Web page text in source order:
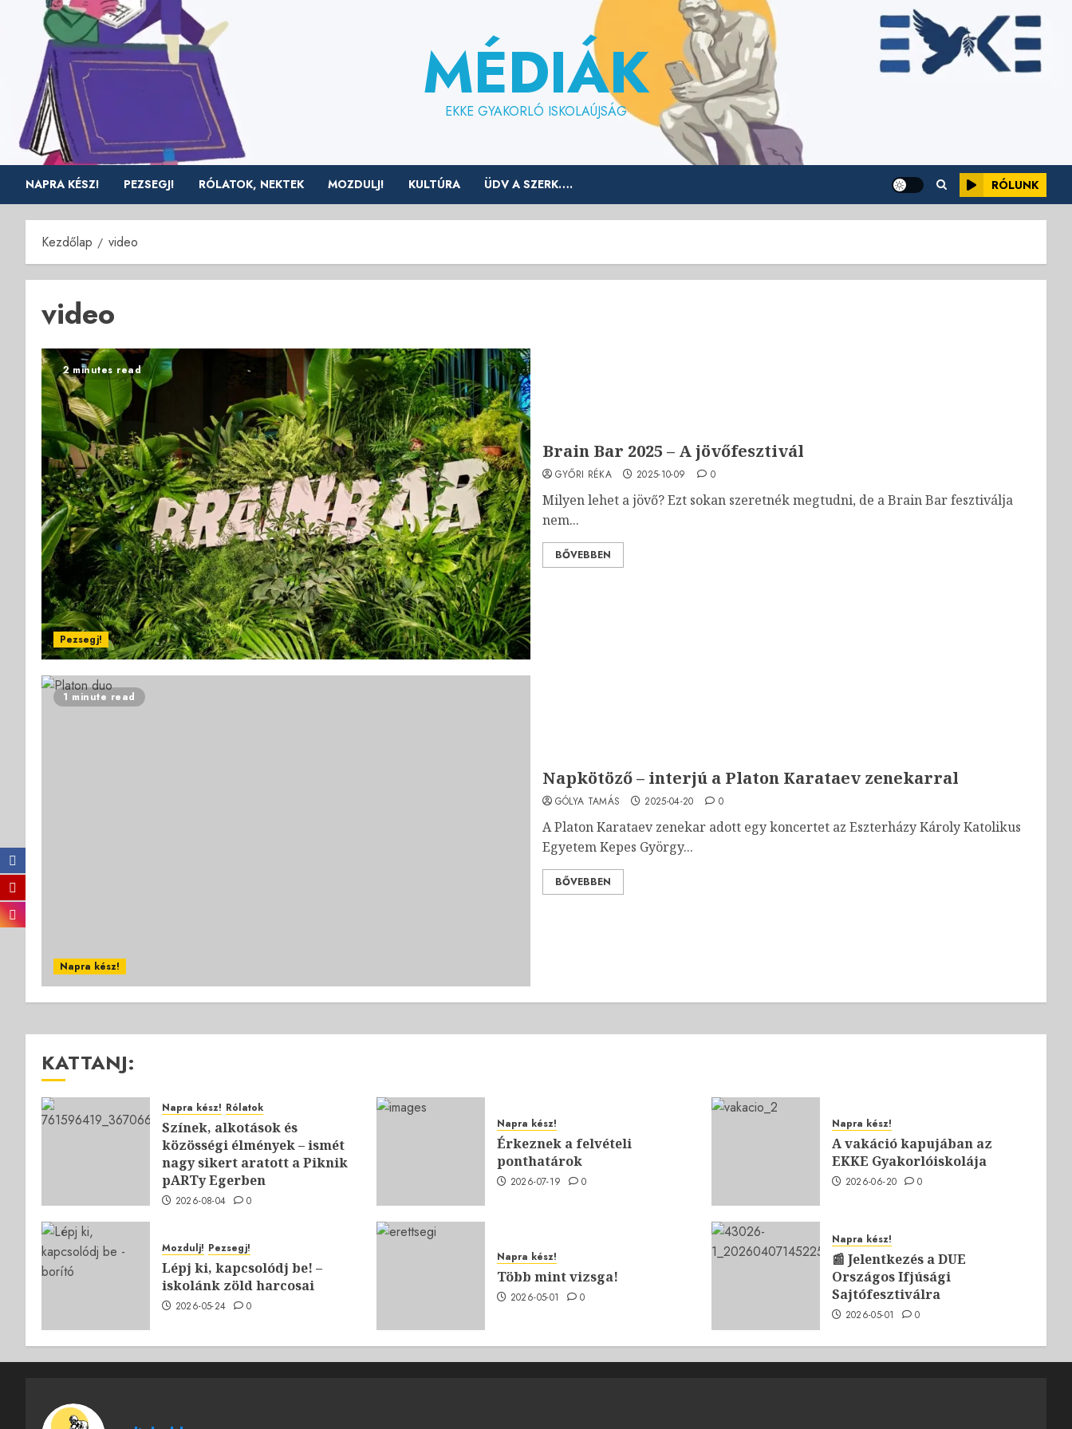
MÉDIÁK
EKKE GYAKORLÓ ISKOLAÚJSÁG
NAPRA KÉSZ! PEZSEGJ! RÓLATOK, NEKTEK MOZDULJ! KULTÚRA ÜDV A SZERK…. RÓLUNK
Kezdőlap video
video
2 minutes read
Pezsegj!
Brain Bar 2025 – A jövőfesztivál
GYŐRI RÉKA 2025-10-09 0
Milyen lehet a jövő? Ezt sokan szeretnék megtudni, de a Brain Bar fesztiválja
nem...
BŐVEBBEN
1 minute read
Napra kész!
Napkötöző – interjú a Platon Karataev zenekarral
GÓLYA TAMÁS 2025-04-20 0
A Platon Karataev zenekar adott egy koncertet az Eszterházy Károly Katolikus
Egyetem Kepes György...
BŐVEBBEN
KATTANJ:
Napra kész! Rólatok
Színek, alkotások és
közösségi élmények – ismét
nagy sikert aratott a Piknik
pARTy Egerben
2026-08-04 0
Napra kész!
Érkeznek a felvételi
ponthatárok
2026-07-19 0
Napra kész!
A vakáció kapujában az
EKKE Gyakorlóiskolája
2026-06-20 0
Mozdulj! Pezsegj!
Lépj ki, kapcsolódj be! –
iskolánk zöld harcosai
2026-05-24 0
Napra kész!
Több mint vizsga!
2026-05-01 0
Napra kész!
📰 Jelentkezés a DUE
Országos Ifjúsági
Sajtófesztiválra
2026-05-01 0